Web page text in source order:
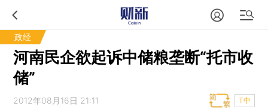
政经
河南民企欲起诉中储粮垄断“托市收
储”
2012年08月16日 21:11 T中